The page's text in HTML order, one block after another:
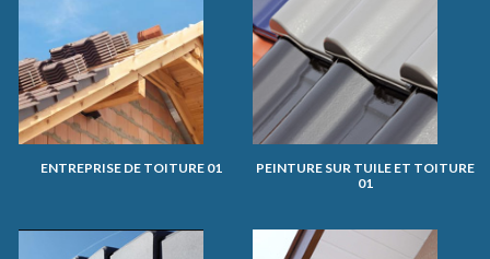
ENTREPRISE DE TOITURE 01
PEINTURE SUR TUILE ET TOITURE
01